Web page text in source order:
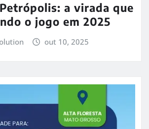
a virada que
o jogo em 2025
out 10, 2025